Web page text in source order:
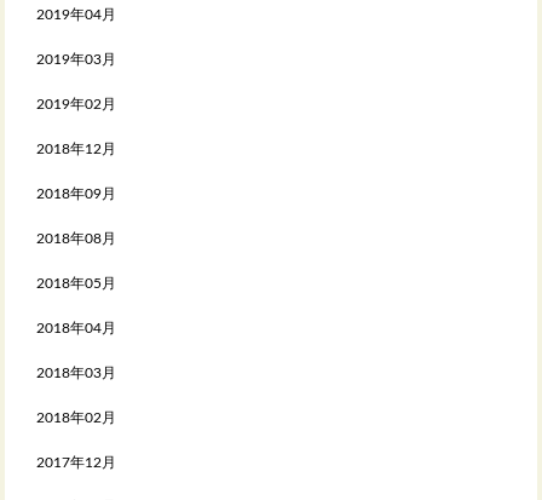
2019年04月
2019年03月
2019年02月
2018年12月
2018年09月
2018年08月
2018年05月
2018年04月
2018年03月
2018年02月
2017年12月